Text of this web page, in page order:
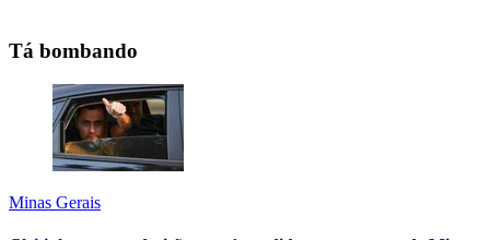
Tá bombando
Minas Gerais